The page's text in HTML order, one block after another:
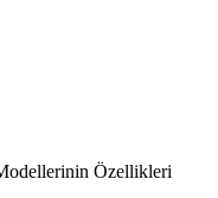
Özellikleri